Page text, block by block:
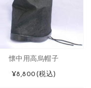
懐中用高烏帽子
¥8,800 (税込)